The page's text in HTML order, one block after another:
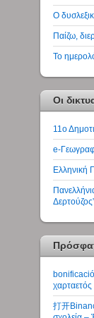
Ο
Παίζω,
Το
Οι
11ο
e-
Ελληνική
χαρταετός
打开